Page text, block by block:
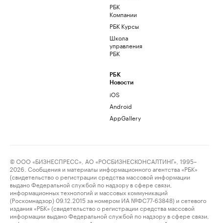
РБК
Компании
РБК Курсы
Школа
управления
РБК
РБК
Новости
iOS
Android
AppGallery
© ООО «БИЗНЕСПРЕСС», АО «РОСБИЗНЕСКОНСАЛТИНГ», 1995–
2026. Сообщения и материалы информационного агентства «РБК»
(свидетельство о регистрации средства массовой информации
выдано Федеральной службой по надзору в сфере связи,
информационных технологий и массовых коммуникаций
(Роскомнадзор) 09.12.2015 за номером ИА №ФС77-63848) и сетевого
издания «РБК» (свидетельство о регистрации средства массовой
информации выдано Федеральной службой по надзору в сфере связи,